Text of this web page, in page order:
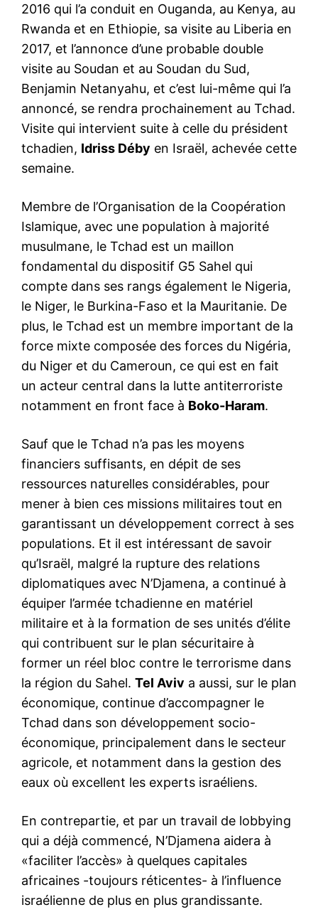
2016 qui l’a conduit en Ouganda, au Kenya, au
Rwanda et en Ethiopie, sa visite au Liberia en
2017, et l’annonce d’une probable double
visite au Soudan et au Soudan du Sud,
Benjamin Netanyahu, et c’est lui-même qui l’a
annoncé, se rendra prochainement au Tchad.
Visite qui intervient suite à celle du président
tchadien, Idriss Déby en Israël, achevée cette
semaine.
Membre de l’Organisation de la Coopération
Islamique, avec une population à majorité
musulmane, le Tchad est un maillon
fondamental du dispositif G5 Sahel qui
compte dans ses rangs également le Nigeria,
le Niger, le Burkina-Faso et la Mauritanie. De
plus, le Tchad est un membre important de la
force mixte composée des forces du Nigéria,
du Niger et du Cameroun, ce qui est en fait
un acteur central dans la lutte antiterroriste
notamment en front face à Boko-Haram.
Sauf que le Tchad n’a pas les moyens
financiers suffisants, en dépit de ses
ressources naturelles considérables, pour
mener à bien ces missions militaires tout en
garantissant un développement correct à ses
populations. Et il est intéressant de savoir
qu’Israël, malgré la rupture des relations
diplomatiques avec N’Djamena, a continué à
équiper l’armée tchadienne en matériel
militaire et à la formation de ses unités d’élite
qui contribuent sur le plan sécuritaire à
former un réel bloc contre le terrorisme dans
la région du Sahel. Tel Aviv a aussi, sur le plan
économique, continue d’accompagner le
Tchad dans son développement socio-
économique, principalement dans le secteur
agricole, et notamment dans la gestion des
eaux où excellent les experts israéliens.
En contrepartie, et par un travail de lobbying
qui a déjà commencé, N’Djamena aidera à
«faciliter l’accès» à quelques capitales
africaines -toujours réticentes- à l’influence
israélienne de plus en plus grandissante.